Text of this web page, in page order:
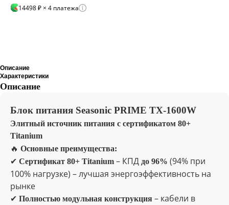
14498 ₽ × 4 платежа
Описание
Характеристики
Описание
Блок питания Seasonic PRIME TX-1600W
Элитный источник питания с сертификатом 80+
Titanium
🔥 Основные преимущества:
✔ Сертификат 80+ Titanium – КПД до 96% (94% при
100% нагрузке) – лучшая энергоэффективность на
рынке
✔ Полностью модульная конструкция – кабели в